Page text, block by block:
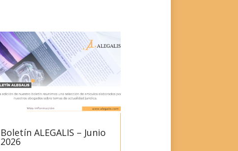
Boletín ALEGALIS – Junio
2026